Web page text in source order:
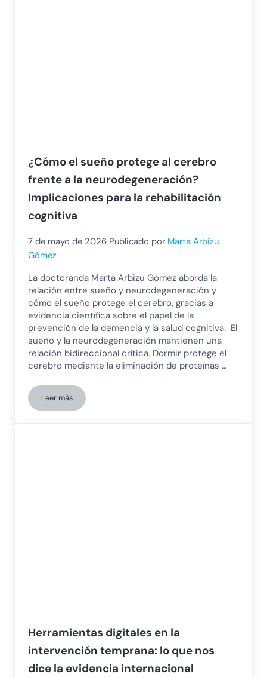
¿Cómo el sueño protege al cerebro
frente a la neurodegeneración?
Implicaciones para la rehabilitación
cognitiva
7 de mayo de 2026 Publicado por Marta Arbizu
Gómez
La doctoranda Marta Arbizu Gómez aborda la
relación entre sueño y neurodegeneración y
cómo el sueño protege el cerebro, gracias a
evidencia científica sobre el papel de la
prevención de la demencia y la salud cognitiva. El
sueño y la neurodegeneración mantienen una
relación bidireccional crítica. Dormir protege el
cerebro mediante la eliminación de proteínas …
Leer más¿Cómo el sueño protege al cerebro frente a la
Herramientas digitales en la
intervención temprana: lo que nos
dice la evidencia internacional